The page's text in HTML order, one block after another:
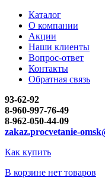
Каталог
О компании
Акции
Наши клиенты
Вопрос-ответ
Контакты
Обратная связь
93-62-92
8-960-997-76-49
8-962-050-44-09
zakaz.procvetanie-
Как купить
В корзине нет товаров